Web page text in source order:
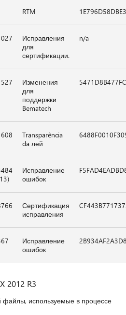
RTM
Исправления
для
сертификации.
n/a
Изменения
для
поддержки
Bematech
Transparência
da лей
Исправление
ошибок
Сертификация
исправления
Исправление
ошибок
2012 R3
файлы, используемые в процессе